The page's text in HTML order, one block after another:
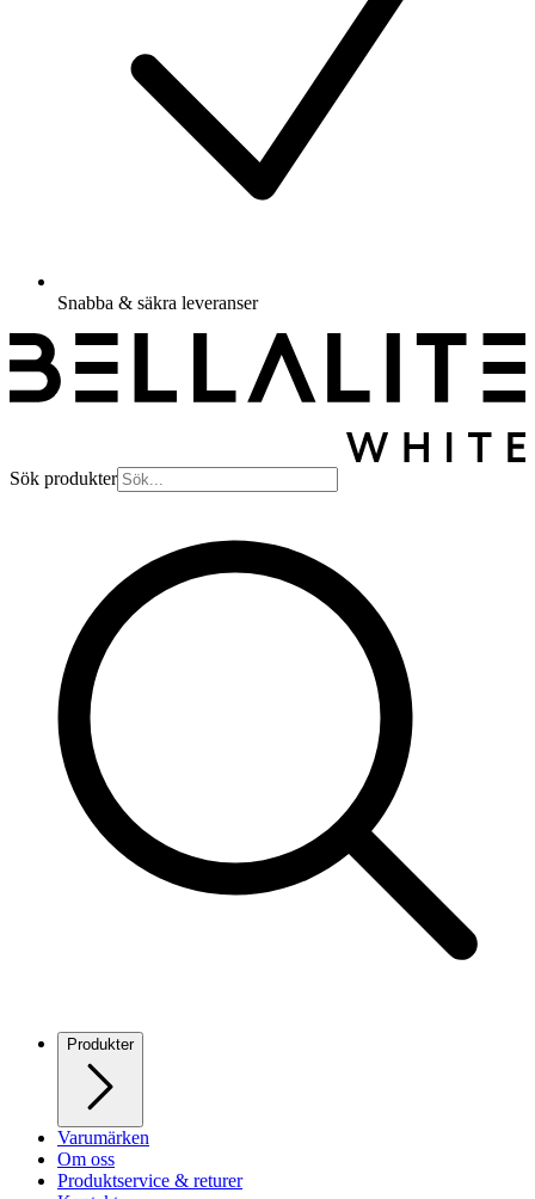
Snabba & säkra leveranser
Sök produkter
Produkter
Varumärken
Om oss
Produktservice & returer